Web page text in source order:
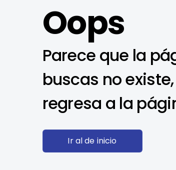
Oops
Parece que la
buscas no
regresa a la
Ir al de inicio